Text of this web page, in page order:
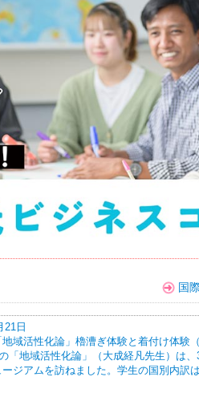
国
21日
域活性化論」櫓漕ぎ体験と着付け体験（
「地域活性化論」（大成経凡先生）は
ジアムを訪ねました。学生の国別内訳